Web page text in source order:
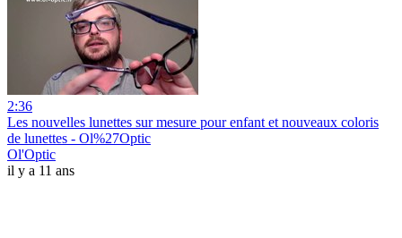
2:36
Les nouvelles lunettes sur mesure pour enfant et nouveaux coloris
de lunettes - Ol%27Optic
Ol'Optic
il y a 11 ans